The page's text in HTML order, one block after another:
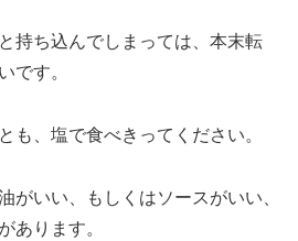
持ち込んでしまっては、本末転
です。
も、塩で食べきってください。
がいい、もしくはソースがいい、
あります。